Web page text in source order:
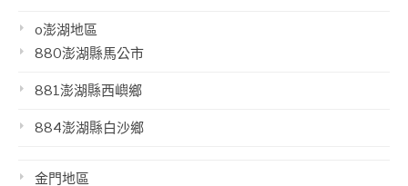
o澎湖地區
880澎湖縣馬公市
881澎湖縣西嶼鄉
884澎湖縣白沙鄉
金門地區